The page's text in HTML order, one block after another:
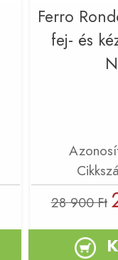
Ferro
fej- és
28 900 Ft